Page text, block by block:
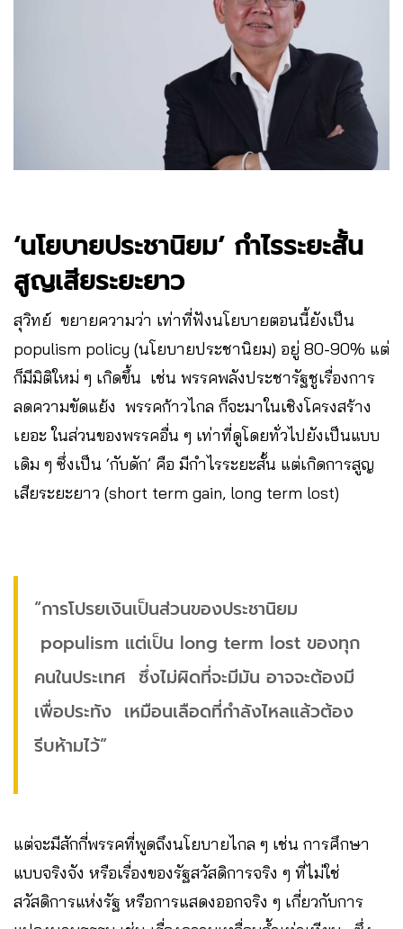
‘นโยบายประชานิยม’ กำไรระยะสั้น
สูญเสียระยะยาว
สุวิทย์ ขยายความว่า เท่าที่ฟังนโยบายตอนนี้ยังเป็น
populism policy (นโยบายประชานิยม) อยู่ 80-90% แต่
ก็มีมิติใหม่ ๆ เกิดขึ้น เช่น พรรคพลังประชารัฐชูเรื่องการ
ลดความขัดแย้ง พรรคก้าวไกล ก็จะมาในเชิงโครงสร้าง
เยอะ ในส่วนของพรรคอื่น ๆ เท่าที่ดูโดยทั่วไปยังเป็นแบบ
เดิม ๆ ซึ่งเป็น ‘กับดัก’ คือ มีกำไรระยะสั้น แต่เกิดการสูญ
เสียระยะยาว (short term gain, long term lost)
“การโปรยเงินเป็นส่วนของประชานิยม
populism แต่เป็น long term lost ของทุก
คนในประเทศ ซึ่งไม่ผิดที่จะมีมัน อาจจะต้องมี
เพื่อประทัง เหมือนเลือดที่กำลังไหลแล้วต้อง
รีบห้ามไว้”
แต่จะมีสักกี่พรรคที่พูดถึงนโยบายไกล ๆ เช่น การศึกษา
แบบจริงจัง หรือเรื่องของรัฐสวัสดิการจริง ๆ ที่ไม่ใช่
สวัสดิการแห่งรัฐ หรือการแสดงออกจริง ๆ เกี่ยวกับการ